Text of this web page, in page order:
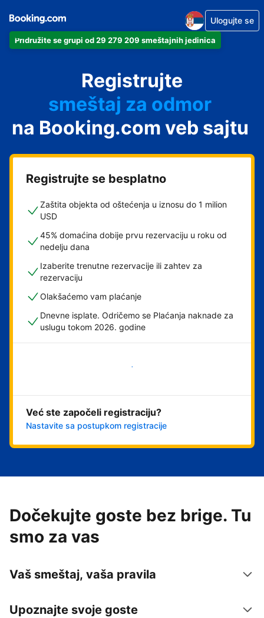
Pridružite se grupi od 29 279 209 smeštajnih jedinica
Ulogujte se
Registrujte
apartman
hotel
smeštaj za odmor
pansion
hostel
na Booking.com veb sajtu
Registrujte se besplatno
Zaštita objekta od oštećenja u iznosu do 1 milion
USD
45% domaćina dobije prvu rezervaciju u roku od
nedelju dana
Izaberite trenutne rezervacije ili zahtev za
rezervaciju
Olakšaćemo vam plaćanje
Dnevne isplate. Odričemo se Plaćanja naknade za
uslugu tokom 2026. godine
Počnite odmah
Već ste započeli registraciju?
Nastavite sa postupkom registracije
Dočekujte goste bez brige. Tu
smo za vas
Vaš smeštaj, vaša pravila
Upoznajte svoje goste